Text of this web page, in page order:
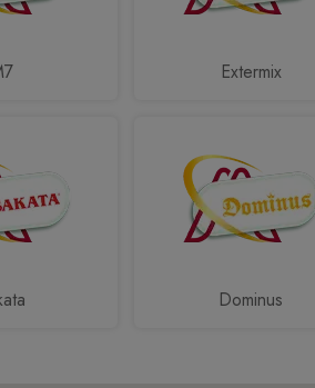
Extermix
Dominus